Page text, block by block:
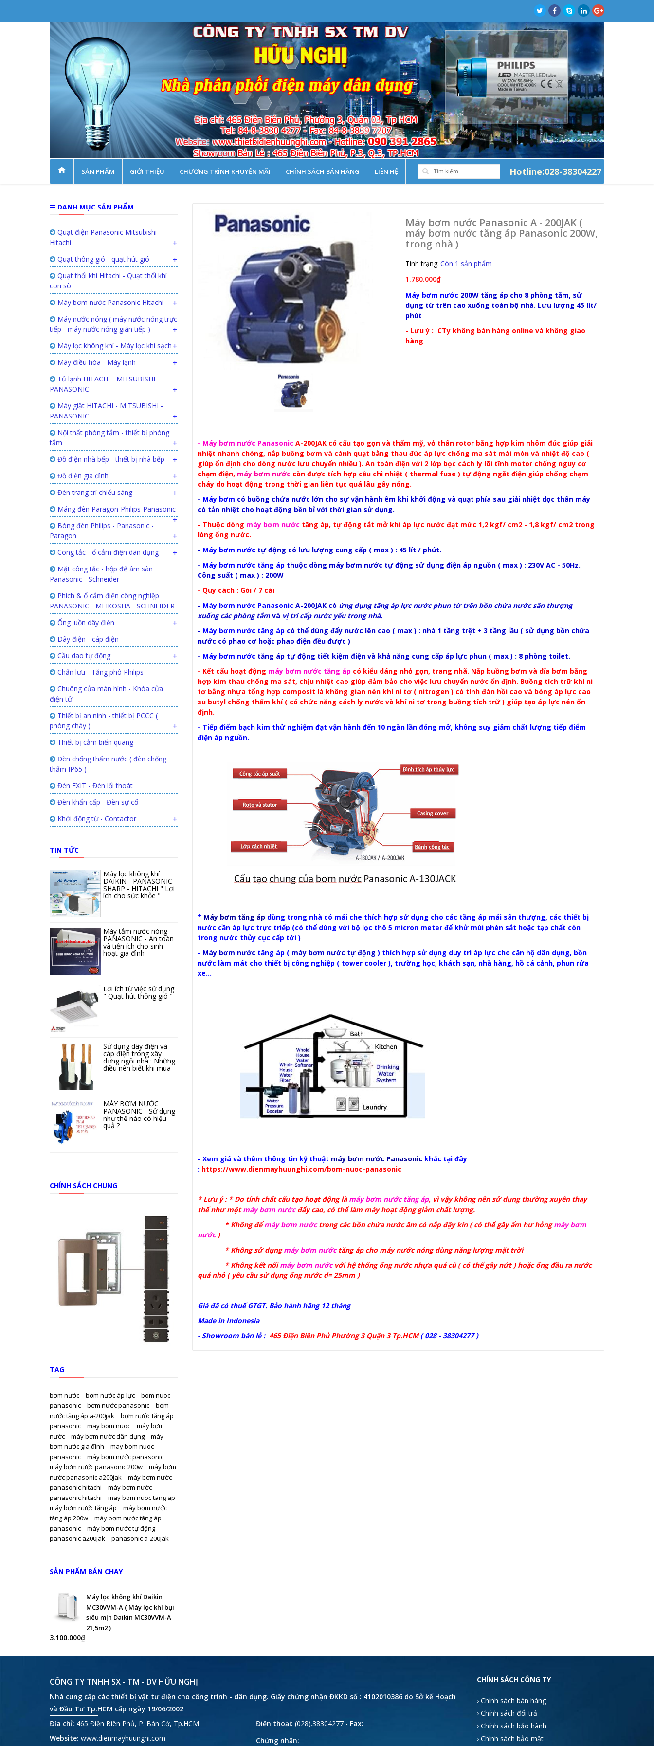
SẢN PHẨM GIỚI THIỆU CHƯƠNG TRÌNH KHUYẾN MÃI CHÍNH SÁCH BÁN HÀNG LIÊN HỆ Hotline:028-38304227
Máy bơm nước Panasonic A - 200JAK (
máy bơm nước tăng áp Panasonic 200W,
trong nhà )
Tình trạng: Còn 1 sản phẩm
1.780.000₫
Máy bơm nước 200W tăng áp cho 8 phòng tắm, sử
dụng từ trên cao xuống toàn bộ nhà. Lưu lượng 45 lít/
phút
- Lưu ý : CTy không bán hàng online và không giao
hàng
- Máy bơm nước Panasonic A-200JAK có cấu tạo gọn và thẩm mỹ, vỏ thân rotor bằng hợp kim nhôm đúc giúp giải
nhiệt nhanh chóng, nắp buồng bơm và cánh quạt bằng thau đúc áp lực chống ma sát mài mòn và nhiệt độ cao (
giúp ổn định cho dòng nước lưu chuyển nhiều ). An toàn điện với 2 lớp bọc cách ly lõi tĩnh motor chống nguy cơ
chạm điện, máy bơm nước còn được tích hợp cầu chì nhiệt ( thermal fuse ) tự động ngắt điện giúp chống chạm
cháy do hoạt động trong thời gian liên tục quá lâu gây nóng.
- Máy bơm có buồng chứa nước lớn cho sự vận hành êm khi khởi động và quạt phía sau giải nhiệt dọc thân máy
có tản nhiệt cho hoạt động bền bỉ với thời gian sử dụng.
- Thuộc dòng máy bơm nước tăng áp, tự động tắt mở khi áp lực nước đạt mức 1,2 kgf/ cm2 - 1,8 kgf/ cm2 trong
lòng ống nước.
- Máy bơm nước tự động có lưu lượng cung cấp ( max ) : 45 lít / phút.
- Máy bơm nước tăng áp thuộc dòng máy bơm nước tự động sử dụng điện áp nguồn ( max ) : 230V AC - 50Hz.
Công suất ( max ) : 200W
- Quy cách : Gói / 7 cái
- Máy bơm nước Panasonic A-200JAK có ứng dụng tăng áp lực nước phun từ trên bồn chứa nước sân thượng
xuống các phòng tắmvà vị trí cấp nước yếu trong nhà.
- Máy bơm nước tăng áp có thể dùng đẩy nước lên cao ( max ) : nhà 1 tầng trệt + 3 tầng lầu ( sử dụng bồn chứa
nước có phao cơ hoặc phao điện đều được )
- Máy bơm nước tăng áp tự động tiết kiệm điện và khả năng cung cấp áp lực phun ( max ) : 8 phòng toilet.
- Kết cấu hoạt động máy bơm nước tăng áp có kiểu dáng nhỏ gọn, trang nhã. Nắp buồng bơm và dĩa bơm bằng
hợp kim thau chống ma sát, chịu nhiệt cao giúp đảm bảo cho việc lưu chuyển nước ổn định. Buồng tích trữ khí ni
tơ bằng nhựa tổng hợp composit là không gian nén khí ni tơ ( nitrogen ) có tính đàn hồi cao và bóng áp lực cao
su butyl chống thấm khí ( có chức năng cách ly nước và khí ni tơ trong buồng tích trữ ) giúp tạo áp lực nén ổn
định.
- Tiếp điểm bạch kim thử nghiệm đạt vận hành đến 10 ngàn lần đóng mở, không suy giảm chất lượng tiếp điểm
điện áp nguồn.
* Máy bơm tăng áp dùng trong nhà có mái che thích hợp sử dụng cho các tầng áp mái sân thượng, các thiết bị
nước cần áp lực trực triếp (có thể dùng với bộ lọc thô 5 micron meter để khử mùi phèn sắt hoặc tạp chất còn
trong nước thủy cục cấp tới )
- Máy bơm nước tăng áp ( máy bơm nước tự động ) thích hợp sử dụng duy trì áp lực cho căn hộ dân dụng, bồn
nước làm mát cho thiết bị công nghiệp ( tower cooler ), trường học, khách sạn, nhà hàng, hồ cá cảnh, phun rửa
xe...
- Xem giá và thêm thông tin kỹ thuật máy bơm nước Panasonic khác tại đây
: https://www.dienmayhuunghi.com/bom-nuoc-panasonic
* Lưu ý : * Do tính chất cấu tạo hoạt động làmáy bơm nước tăng áp, vì vậy không nên sử dụng thường xuyên thay
thế như mộtmáy bơm nướcđẩy cao, có thể làm máy hoạt động giảm chất lượng.
* Không đểmáy bơm nướctrong các bồn chứa nước âm có nắp đậy kín ( có thể gây ẩm hư hỏngmáy bơm
nước)
* Không sử dụngmáy bơm nướctăng áp cho máy nước nóng dùng năng lượng mặt trời
* Không kết nốimáy bơm nướcvới hệ thống ống nước nhựa quá cũ ( có thể gây nứt ) hoặc ống đầu ra nước
quá nhỏ ( yêu cầu sử dụng ống nước d= 25mm )
Giá đã có thuế GTGT. Bảo hành hãng 12 tháng
Made in Indonesia
- Showroom bán lẻ : 465 Điện Biên Phủ Phường 3 Quận 3 Tp.HCM( 028 - 38304277 )
DANH MỤC SẢN PHẨM
Quạt điện Panasonic Mitsubishi
Hitachi
+
Quạt thông gió - quạt hút gió +
Quạt thổi khí Hitachi - Quạt thổi khí
con sò
Máy bơm nước Panasonic Hitachi
+
Máy nước nóng ( máy nước nóng trực
tiếp - máy nước nóng gián tiếp )
+
Máy lọc không khí - Máy lọc khí sạch +
Máy điều hòa - Máy lạnh +
Tủ lạnh HITACHI - MITSUBISHI -
PANASONIC
+
Máy giặt HITACHI - MITSUBISHI -
PANASONIC
+
Nội thất phòng tắm - thiết bị phòng
tắm
+
Đồ điện nhà bếp - thiết bị nhà bếp +
Đồ điện gia đình +
Đèn trang trí chiếu sáng +
Máng đèn Paragon-Philips-Panasonic
+
Bóng đèn Philips - Panasonic -
Paragon
+
Công tắc - ổ cắm điện dân dụng +
Mặt công tắc - hộp đế âm sàn
Panasonic - Schneider
Phích & ổ cắm điện công nghiệp
PANASONIC - MEIKOSHA - SCHNEIDER
Ống luồn dây điện
+
Dây điện - cáp điện
Cầu dao tự động
+
Chấn lưu - Tăng phô Philips
Chuông cửa màn hình - Khóa cửa
điện tử
Thiết bị an ninh - thiết bị PCCC (
phòng cháy )
+
Thiết bị cảm biến quang
Đèn chống thấm nước ( đèn chống
thấm IP65 )
Đèn EXIT - Đèn lối thoát
Đèn khẩn cấp - Đèn sự cố
Khởi động từ - Contactor
+
TIN TỨC
Máy lọc không khí
DAIKIN - PANASONIC -
SHARP - HITACHI " Lợi
ích cho sức khỏe "
Máy tắm nước nóng
PANASONIC - An toàn
và tiện ích cho sinh
hoạt gia đình
Lợi ích từ việc sử dụng
" Quạt hút thông gió "
Sử dụng dây điện và
cáp điện trong xây
dựng ngôi nhà : Những
điều nên biết khi mua
MÁY BƠM NƯỚC
PANASONIC - Sử dụng
như thế nào có hiệu
quả ?
CHÍNH SÁCH CHUNG
TAG
bơm nước bơm nước áp lực
bom nuoc
panasonic
bơm nước panasonic
bơm
nước tăng áp a-200jak
bơm nước tăng áp
panasonic
may bom nuoc
máy bơm
nước
máy bơm nước dân dụng
máy
bơm nước gia đình
may bom nuoc
panasonic
máy bơm nước panasonic
máy bơm nước panasonic 200w
máy bơm
nước panasonic a200jak
máy bơm nước
panasonic hitachi
máy bơm nước
panasonic hitachi
may bom nuoc tang ap
máy bơm nước tăng áp
máy bơm nước
tăng áp 200w
máy bơm nước tăng áp
panasonic
máy bơm nước tự động
panasonic a200jak
panasonic a-200jak
SẢN PHẨM BÁN CHẠY
Máy lọc không khí Daikin
MC30VVM-A ( Máy lọc khí bụi
siêu mịn Daikin MC30VVM-A
21,5m2 )
3.100.000₫
CÔNG TY TNHH SX - TM - DV HỮU NGHỊ
Nhà cung cấp các thiết bị vật tư điện cho công trình - dân dụng. Giấy chứng nhận ĐKKD số : 4102010386 do Sở kế Hoạch
và Đầu Tư Tp.HCM cấp ngày 19/06/2002
Địa chỉ: 465 Điện Biên Phủ, P. Bàn Cờ, Tp.HCM
Website: www.dienmayhuunghi.com
Điện thoại: (028).38304277 - Fax:
Chứng nhận:
CHÍNH SÁCH CÔNG TY
› Chính sách bán hàng
› Chính sách đổi trả
› Chính sách bảo hành
› Chính sách bảo mật